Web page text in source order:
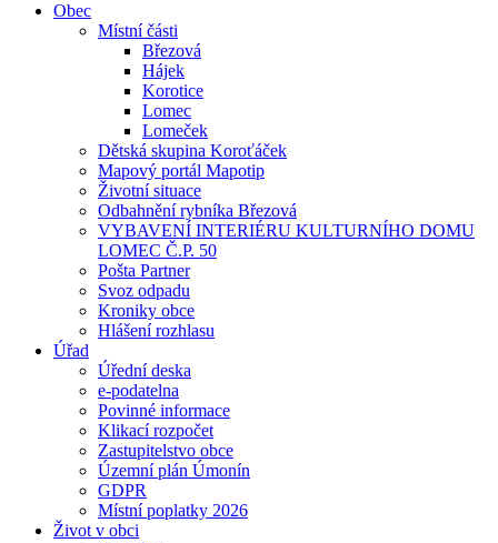
Obec
Místní části
Březová
Hájek
Korotice
Lomec
Lomeček
Dětská skupina Koroťáček
Mapový portál Mapotip
Životní situace
Odbahnění rybníka Březová
VYBAVENÍ INTERIÉRU KULTURNÍHO DOMU
LOMEC Č.P. 50
Pošta Partner
Svoz odpadu
Kroniky obce
Hlášení rozhlasu
Úřad
Úřední deska
e-podatelna
Povinné informace
Klikací rozpočet
Zastupitelstvo obce
Územní plán Úmonín
GDPR
Místní poplatky 2026
Život v obci